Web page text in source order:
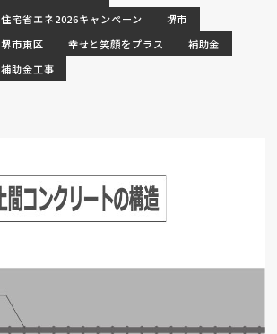
住宅省エネ2026キャンペーン
堺市
堺市東区
幸せと笑顔をプラス
補助金
補助金工事